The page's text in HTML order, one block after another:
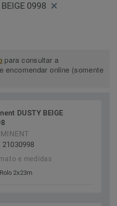
0998
para consultar a
encomendar online (somente
DUSTY BEIGE
21030998
e medidas
Rolo 2x23m